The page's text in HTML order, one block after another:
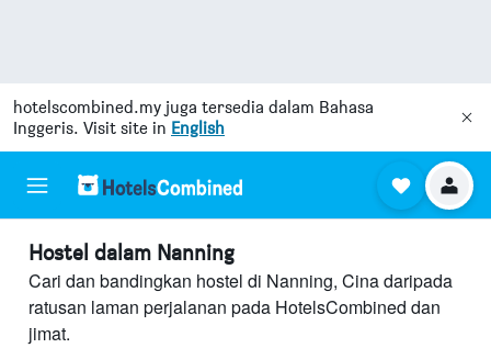
hotelscombined.my juga tersedia dalam Bahasa
Inggeris. Visit site in English
Hostel dalam Nanning
Cari dan bandingkan hostel di Nanning, Cina daripada
ratusan laman perjalanan pada HotelsCombined dan
jimat.